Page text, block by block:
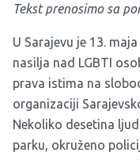
Tekst prenosimo sa
U Sarajevu je 13.
nasilja nad LGBTI
prava istima na
organizaciji
Nekoliko desetina
parku, okruženo